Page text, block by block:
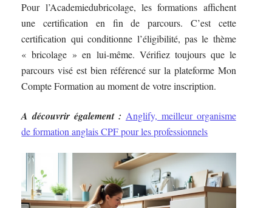
Pour l’Academiedubricolage, les formations affichent
une certification en fin de parcours. C’est cette
certification qui conditionne l’éligibilité, pas le thème
« bricolage » en lui-même. Vérifiez toujours que le
parcours visé est bien référencé sur la plateforme Mon
Compte Formation au moment de votre inscription.
A découvrir également : Anglify, meilleur organisme
de formation anglais CPF pour les professionnels